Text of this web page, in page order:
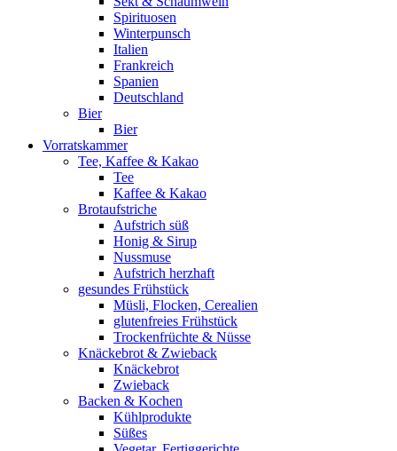
Spirituosen
Winterpunsch
Italien
Frankreich
Spanien
Deutschland
Bier
Bier
Vorratskammer
Tee, Kaffee & Kakao
Tee
Kaffee & Kakao
Brotaufstriche
Aufstrich süß
Honig & Sirup
Nussmuse
Aufstrich herzhaft
gesundes Frühstück
Müsli, Flocken, Cerealien
glutenfreies Frühstück
Trockenfrüchte & Nüsse
Knäckebrot & Zwieback
Knäckebrot
Zwieback
Backen & Kochen
Kühlprodukte
Süßes